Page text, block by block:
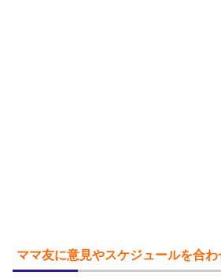
ママ友に意見やスケジュールを合